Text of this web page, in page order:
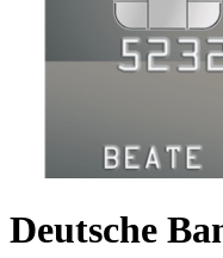
Deutsche